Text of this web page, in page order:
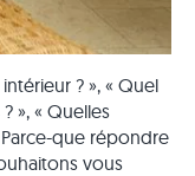
? », « Quel
», « Quelles
que répondre
vous